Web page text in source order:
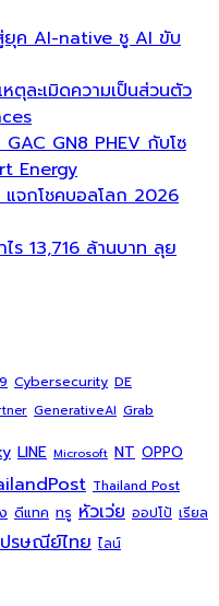
ยุค AI-native ชู AI ขับ
ละเมิดความเป็นส่วนตัว
GN8 PHEV กับโซ
Energy
จกโชคบอลโลก 2026
ร 13,716 ล้านบาท ลุย
Cybersecurity DE
GenerativeAI Grab
LINE Microsoft NT OPPO
Thailand Post
ดีแทค ทรู หัวเว่ย ออปโป้ เรียล
รษณีย์ไทย ไลน์